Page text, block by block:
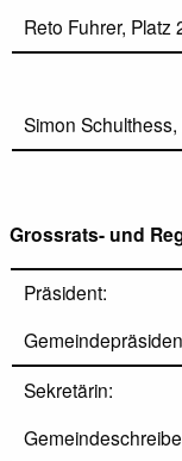
Reto Fuhrer, Platz
Simon
Grossrats- und
Präsident:
Sekretärin: